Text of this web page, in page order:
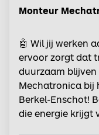
Monteur
🤖 Wil jij werken
ervoor zorgt dat
duurzaam blijven
Mechatronica bij
Berkel-Enschot!
die energie krijgt